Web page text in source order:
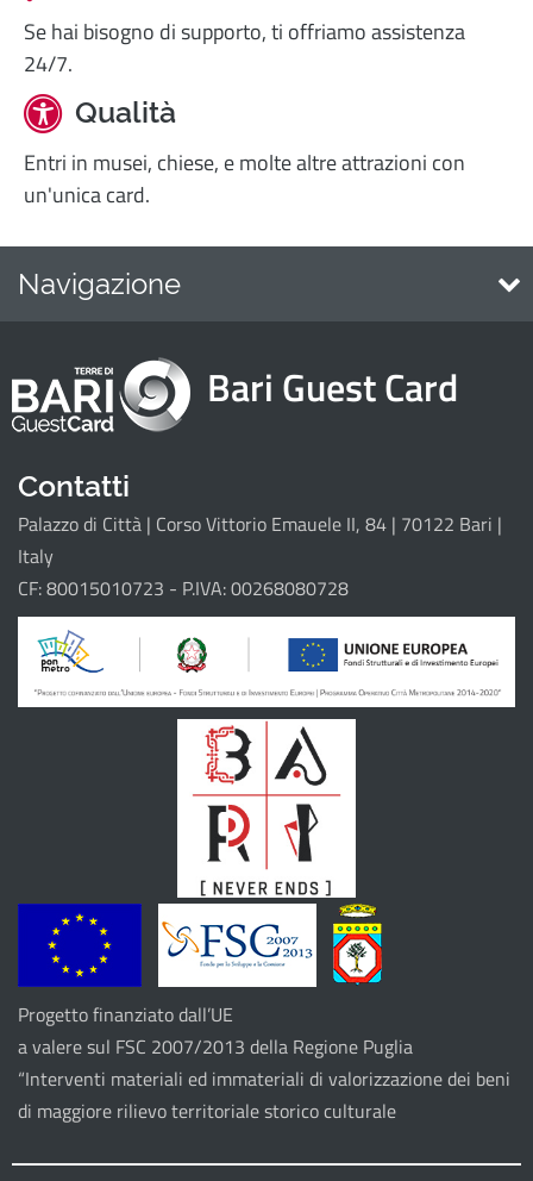
Se hai bisogno di supporto, ti offriamo assistenza
24/7.
Qualità
Entri in musei, chiese, e molte altre attrazioni con
un'unica card.
Navigazione
Attrattori
Eventi
Itinerari
Il progetto
Bari Guest Card
Contatti
Palazzo di Città | Corso Vittorio Emauele II, 84 | 70122 Bari |
Italy
CF: 80015010723 - P.IVA: 00268080728
Progetto finanziato dall’UE
a valere sul FSC 2007/2013 della Regione Puglia
“Interventi materiali ed immateriali di valorizzazione dei beni
di maggiore rilievo territoriale storico culturale